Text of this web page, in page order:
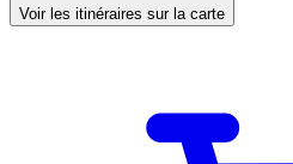
Voir les itinéraires sur la carte